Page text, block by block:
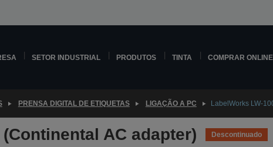
SETOR INDUSTRIAL PRODUTOS TINTA COMPRAR ONLINE
PRENSA DIGITAL DE ETIQUETAS LIGAÇÃO A PC LabelWorks LW-
AC adapter) Descontinuado